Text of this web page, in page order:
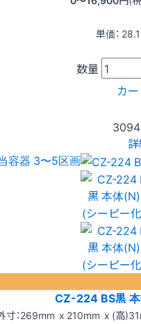
単価：
数量
カ
容器 3〜5区画
CZ-224 BS黒
寸：269mm x 210mm x (高